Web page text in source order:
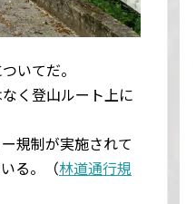
いてだ。
く登山ルート上に
規制が実施されて
る。（林道通行規